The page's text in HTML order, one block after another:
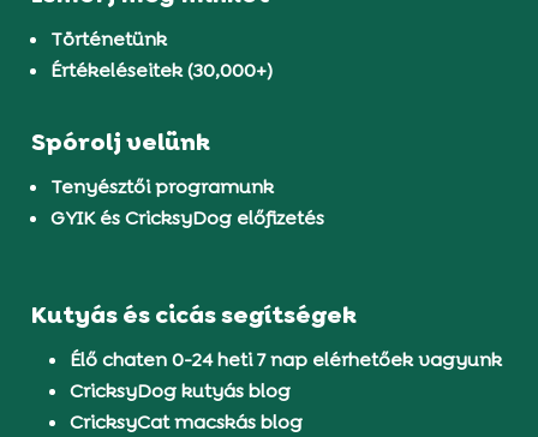
Történetünk
Értékeléseitek (30,000+)
Spórolj velünk
Tenyésztői programunk
GYIK és CricksyDog előfizetés
Kutyás és cicás segítségek
Élő chaten 0-24 heti 7 nap elérhetőek vagyunk
CricksyDog kutyás blog
CricksyCat macskás blog